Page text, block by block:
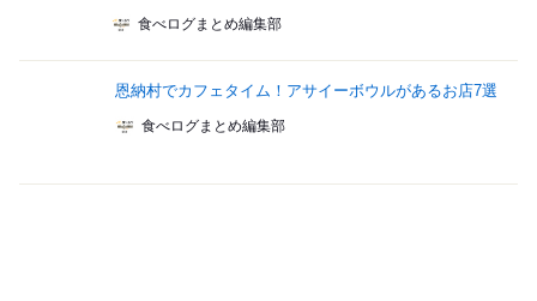
食べログまとめ編集部
恩納村でカフェタイム！アサイーボウルがあるお店7選
食べログまとめ編集部